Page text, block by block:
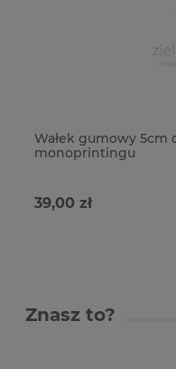
Wałek gumowy
monoprintingu
39,00 zł
Znasz to?